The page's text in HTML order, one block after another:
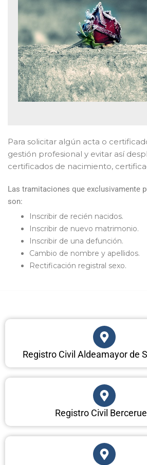
Para solicitar algún acta o
gestión profesional y evitar así
certificados de nacimiento,
Las tramitaciones que exclusivamente
son:
Inscribir de recién nacidos.
Inscribir de nuevo matrimonio.
Inscribir de una defunción.
Cambio de nombre y apellidos.
Rectificación registral sexo.
Registro Civil Aldeamayor de
Registro Civil